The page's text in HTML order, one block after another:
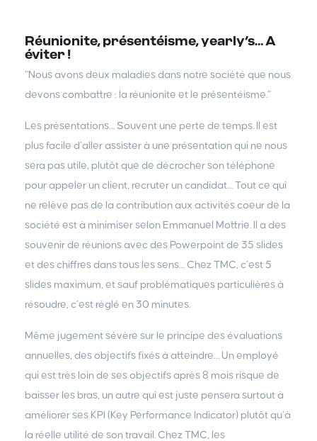
Réunionite, présentéisme, yearly’s… A
éviter !
“Nous avons deux maladies dans notre société que nous
devons combattre : la réunionite et le présentéisme.”
Les présentations… Souvent une perte de temps. Il est
plus facile d’aller assister à une présentation qui ne nous
sera pas utile, plutôt que de décrocher son téléphone
pour appeler un client, recruter un candidat… Tout ce qui
ne relève pas de la contribution aux activités coeur de la
société est à minimiser selon Emmanuel Mottrie. Il a des
souvenir de réunions avec des Powerpoint de 35 slides
et des chiffres dans tous les sens… Chez TMC, c’est 5
slides maximum, et sauf problématiques particulières à
résoudre, c’est réglé en 30 minutes.
Même jugement sévère sur le principe des évaluations
annuelles, des objectifs fixés à atteindre… Un employé
qui est très loin de ses objectifs après 8 mois risque de
baisser les bras, un autre qui est juste pensera surtout à
améliorer ses KPI (Key Performance Indicator) plutôt qu’à
la réelle utilité de son travail. Chez TMC, les